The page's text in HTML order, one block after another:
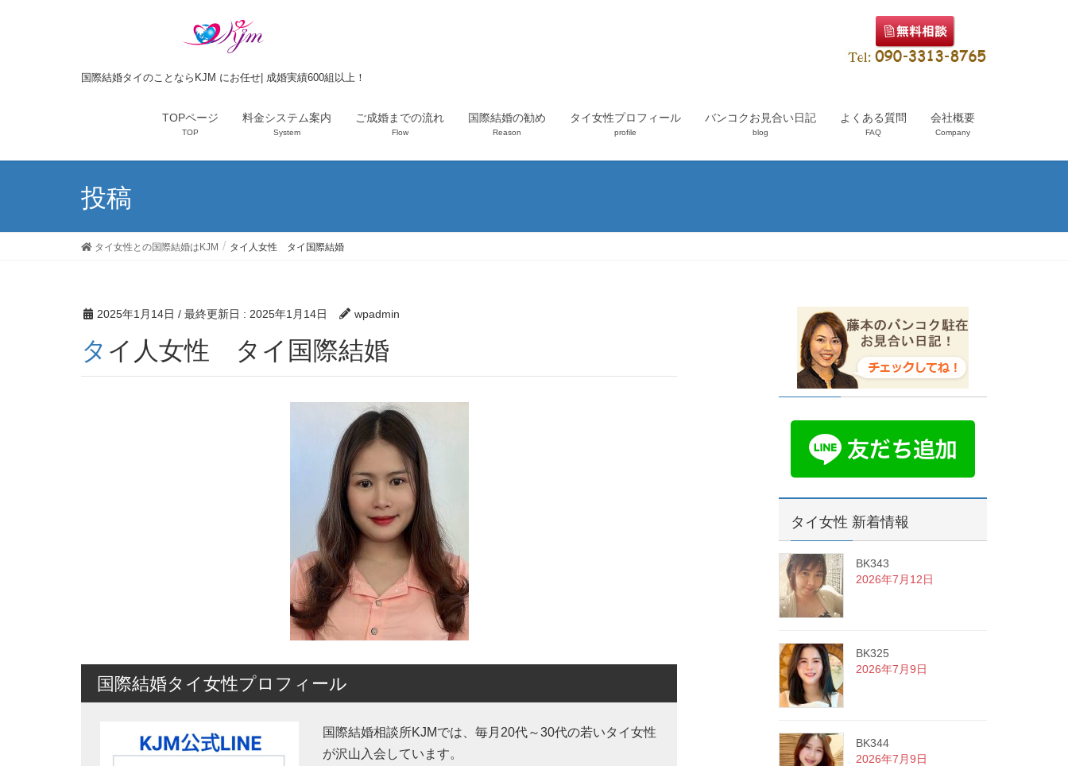
国際結婚タイのことならKJM にお任せ| 成婚実績600組以上！
TOPページ
TOP
料金システム案内
System
ご成婚までの流れ
Flow
国際結婚の勧め
Reason
タイ女性プロフィール
profile
バンコクお見合い日記
blog
よくある質問
FAQ
会社概要
Company
投稿
タイ女性との国際結婚はKJM タイ人女性 タイ国際結婚
2025年1月14日 / 最終更新日 : 2025年1月14日 wpadmin
タイ人女性 タイ国際結婚
国際結婚タイ女性プロフィール
国際結婚相談所KJMでは、毎月20代～30代の若いタイ女性
が沢山入会しています。
タイ女性 新着情報
BK343
2026年7月12日
BK325
2026年7月9日
BK344
2026年7月9日